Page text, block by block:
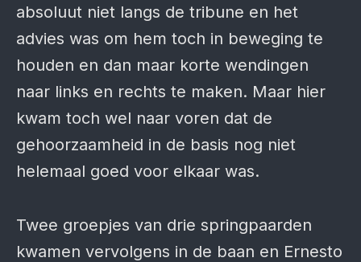
absoluut niet langs de tribune en het
advies was om hem toch in beweging te
houden en dan maar korte wendingen
naar links en rechts te maken. Maar hier
kwam toch wel naar voren dat de
gehoorzaamheid in de basis nog niet
helemaal goed voor elkaar was.
Twee groepjes van drie springpaarden
kwamen vervolgens in de baan en Ernesto